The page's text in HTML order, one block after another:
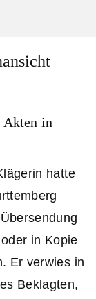
Akten in
hatte
in Kopie
Er verwies in
Beklagten,